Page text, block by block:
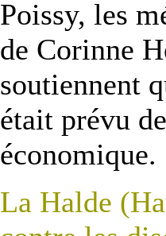
Poissy, les
de Corinne
soutiennent
était prévu
économique.
La Halde